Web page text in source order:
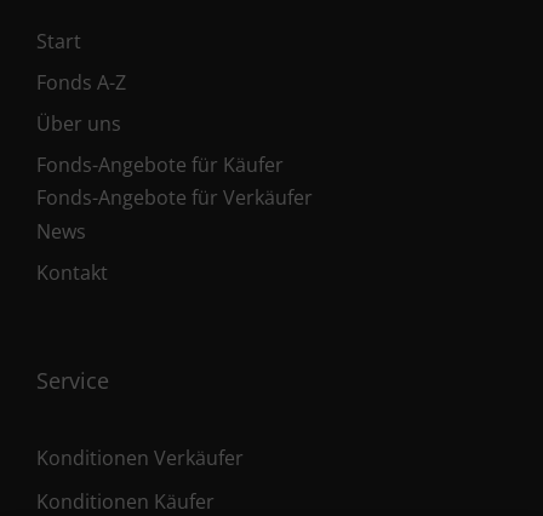
Start
Fonds A-Z
Über uns
Fonds-Angebote für Käufer
Fonds-Angebote für Verkäufer
News
Kontakt
Service
Konditionen Verkäufer
Konditionen Käufer